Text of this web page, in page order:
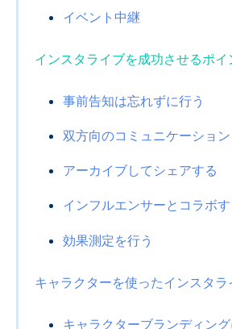
イベント中継
インスタライブを成功させるポイ
事前告知は忘れずに行う
双方向のコミュニケーショ
アーカイブしてシェアする
インフルエンサーとコラボ
効果測定を行う
キャラクターを使ったインスタラ
キャラクターブランディン